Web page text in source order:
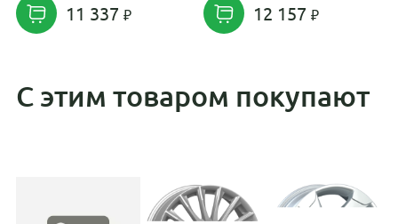
11 337 12 157
С этим товаром покупают